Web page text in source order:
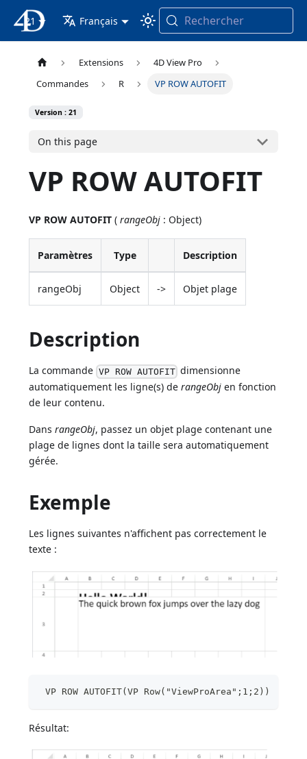
4D Documentation
21 Français Rechercher
Extensions
4D View Pro
Commandes
R VP ROW AUTOFIT
Version : 21
On this page
VP ROW AUTOFIT
VP ROW AUTOFIT (rangeObj : Object)
Paramètres Type Description
rangeObj Object -> Objet plage
Description
La commande VP ROW AUTOFIT dimensionne
automatiquement les ligne(s) derangeObj en fonction
de leur contenu.
DansrangeObj, passez un objet plage contenant une
plage de lignes dont la taille sera automatiquement
gérée.
Exemple
Les lignes suivantes n'affichent pas correctement le
texte :
VP ROW AUTOFIT(VP Row("ViewProArea";1;2))
Résultat: